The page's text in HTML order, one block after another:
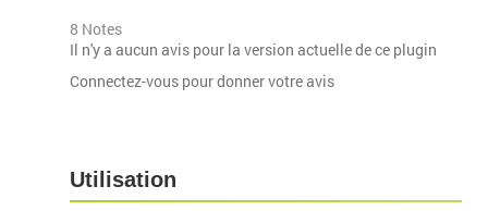
8 Notes
Il n'y a aucun avis pour la version actuelle de ce plugin
Connectez-vous pour donner votre avis
Utilisation